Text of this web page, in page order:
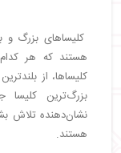
کلیساهای بزرگ و
هستند که هر
کلیساها، از
بزرگ‌ترین کلیسا
نشان‌دهنده تلاش
هستند.